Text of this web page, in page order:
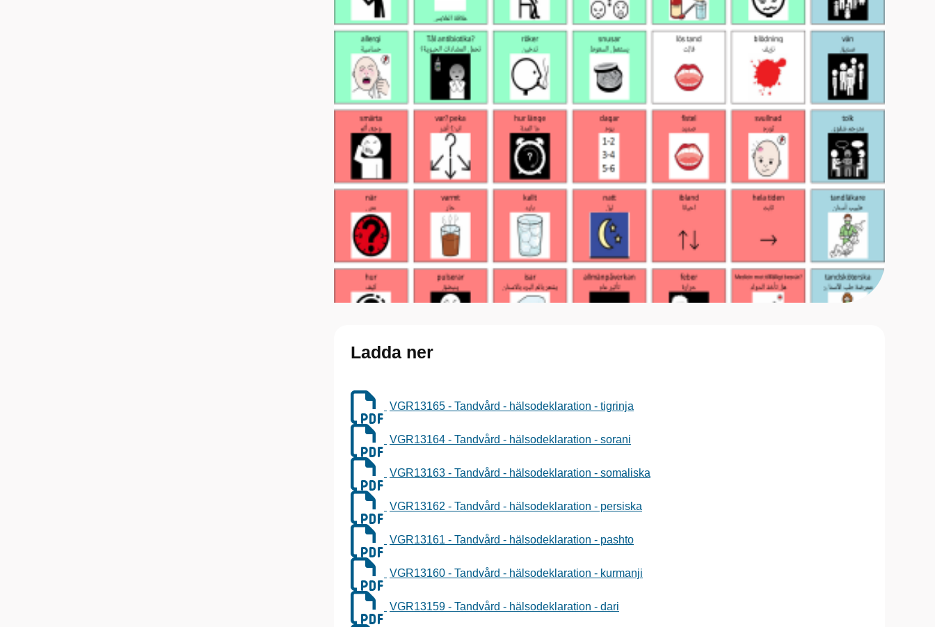
Ladda ner
VGR13165 - Tandvård - hälsodeklaration - tigrinja
VGR13164 - Tandvård - hälsodeklaration - sorani
VGR13163 - Tandvård - hälsodeklaration - somaliska
VGR13162 - Tandvård - hälsodeklaration - persiska
VGR13161 - Tandvård - hälsodeklaration - pashto
VGR13160 - Tandvård - hälsodeklaration - kurmanji
VGR13159 - Tandvård - hälsodeklaration - dari